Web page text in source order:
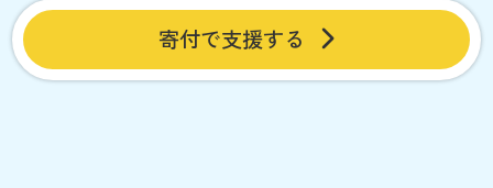
寄付で支援する